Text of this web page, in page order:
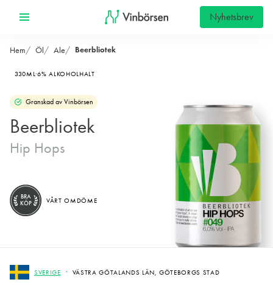
Nyhetsbrev
Hem Öl Ale Beerbliotek
330ML 6% ALKOHOLHALT
Granskad av Vinbörsen
Beerbliotek
Hip Hops
SVERIGE VÄSTRA GÖTALANDS LÄN, GÖTEBORGS STAD
BRA
KÖP
VÅRT OMDÖME